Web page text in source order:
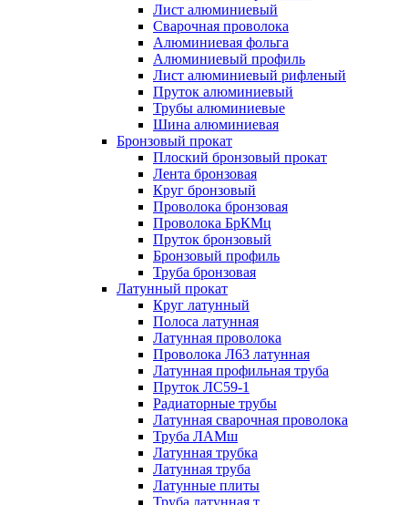
Лист алюминиевый
Сварочная проволока
Алюминиевая фольга
Алюминиевый профиль
Лист алюминиевый рифленый
Пруток алюминиевый
Трубы алюминиевые
Шина алюминиевая
Бронзовый прокат
Плоский бронзовый прокат
Лента бронзовая
Круг бронзовый
Проволока бронзовая
Проволока БрКМц
Пруток бронзовый
Бронзовый профиль
Труба бронзовая
Латунный прокат
Круг латунный
Полоса латунная
Латунная проволока
Проволока Л63 латунная
Латунная профильная труба
Пруток ЛС59-1
Радиаторные трубы
Латунная сварочная проволока
Труба ЛАМш
Латунная трубка
Латунная труба
Латунные плиты
Труба латунная т